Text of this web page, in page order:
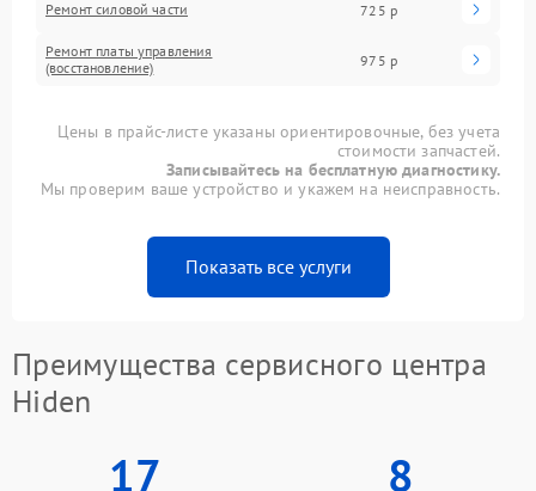
Ремонт силовой части 725 р
Ремонт платы управления
(восстановление)
975 р
Цены в прайс-листе указаны ориентировочные, без учета
стоимости запчастей.
Записывайтесь на бесплатную диагностику.
Мы проверим ваше устройство и укажем на неисправность.
Показать все услуги
Преимущества сервисного центра
Hiden
17 8